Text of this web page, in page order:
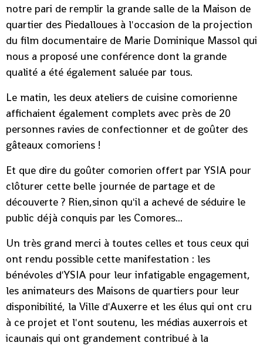
notre pari de remplir la grande salle de la Maison de
quartier des Piedalloues à l'occasion de la projection
du film documentaire de Marie Dominique Massol qui
nous a proposé une conférence dont la grande
qualité a été également saluée par tous.
Le matin, les deux ateliers de cuisine comorienne
affichaient également complets avec près de 20
personnes ravies de confectionner et de goûter des
gâteaux comoriens !
Et que dire du goûter comorien offert par YSIA pour
clôturer cette belle journée de partage et de
découverte ? Rien,sinon qu'il a achevé de séduire le
public déjà conquis par les Comores...
Un très grand merci à toutes celles et tous ceux qui
ont rendu possible cette manifestation : les
bénévoles d'YSIA pour leur infatigable engagement,
les animateurs des Maisons de quartiers pour leur
disponibilité, la Ville d'Auxerre et les élus qui ont cru
à ce projet et l'ont soutenu, les médias auxerrois et
icaunais qui ont grandement contribué à la